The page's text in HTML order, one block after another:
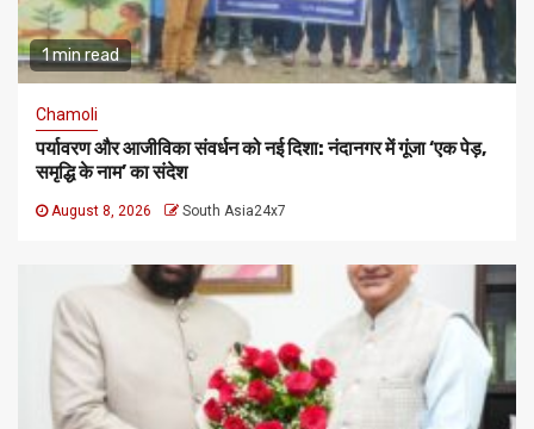
1 min read
Chamoli
पर्यावरण और आजीविका संवर्धन को नई दिशा: नंदानगर में गूंजा ‘एक पेड़,
समृद्धि के नाम’ का संदेश
August 8, 2026 South Asia24x7